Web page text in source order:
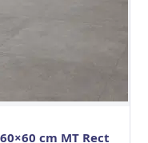
cm MT Rect